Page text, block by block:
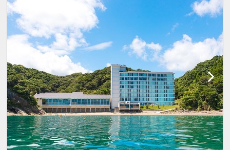
（昼12時～夜23時までソフトドリン
クサービスを何度でも利用可能）